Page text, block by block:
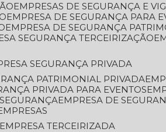
EMPRESAS DE SEGURANÇA E
EMPRESA DE SEGURANÇA PARA
EMPRESA DE SEGURANÇA
SEGURANÇA TERCEIRIZAÇÃO
SEGURANÇA PRIVADA
PATRIMONIAL PRIVADA
PRIVADA PARA EVENTOS
EMPRESA DE
EMPRESA TERCEIRIZADA